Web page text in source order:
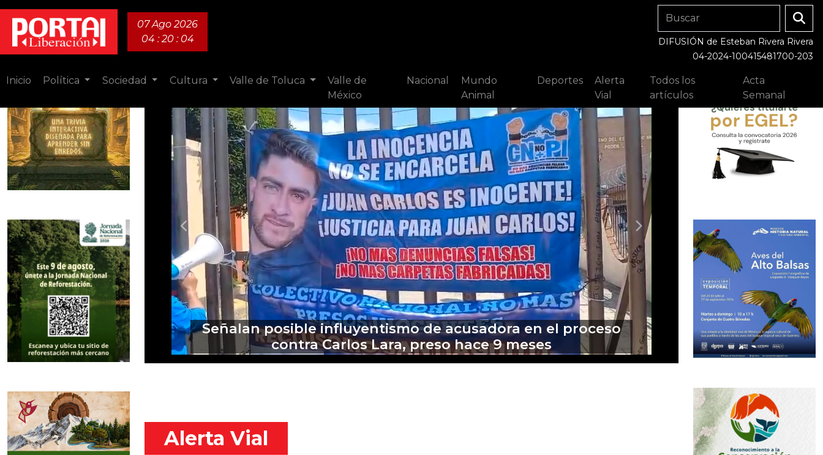
07 Ago 2026
04 : 20 : 05
DIFUSIÓN de Esteban Rivera Rivera
04-2024-100415481700-203
Inicio Política Sociedad Cultura Valle de Toluca
Valle de
México
Nacional
Mundo
Animal
Deportes
Alerta
Vial
Todos los
artículos
Acta
Semanal
Exigen cierre de tiradero en Calimaya por amenaza a salud
de pobladores
Alerta Vial